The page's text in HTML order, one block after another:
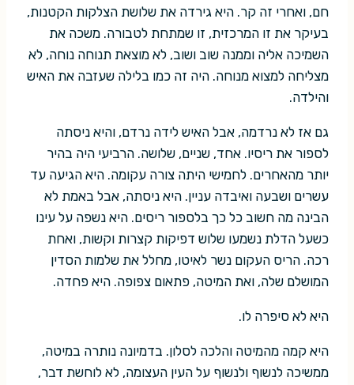
חם, ואחרי זה קר. היא גירדה את שלושת הצלקות הקטנות,
בעיקר את זו המרכזית, זו שמתחת לטבורה. משכה את
השמיכה אליה וממנה שוב ושוב, לא מוצאת תנוחה נוחה, לא
מצליחה למצוא מנוחה. היה זה כמו בלילה שעזבה את האיש
והילדה.
גם אז לא נרדמה, אבל האיש לידה נרדם, והיא ניסתה
לספור את ריסיו. אחד, שניים, שלושה. הרביעי היה בהיר
יותר מהאחרים. לחמישי היתה צורה עקומה. היא הגיעה עד
עשרים ושבעה ואיבדה עניין. היא ניסתה, אבל באמת לא
הבינה מה חשוב כל כך בלספור ריסים. היא נשפה על עינו
כשעל הדלת נשמעו שלוש דפיקות קצרות וקשות, ואחת
רכה. הריס העקום נשר לאיטו, מחלל את שלמות הסדין
המושלם שלה, ואת המיטה, פתאום צפופה. היא פחדה.
היא לא סיפרה לו.
היא קמה מהמיטה והלכה לסלון. בדמיונה נותרה במיטה,
ממשיכה לנשוף ולנשוף על העין העצומה, לא לוחשת דבר,